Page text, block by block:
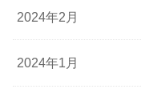
2024年2月
2024年1月